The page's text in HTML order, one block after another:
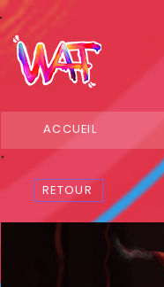
ACCUEIL
RETOUR